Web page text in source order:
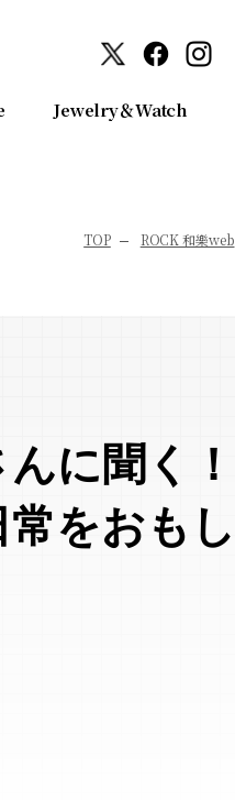
Jewelry＆Watch
TOP ROCK 和樂web
に聞く！
をおもし